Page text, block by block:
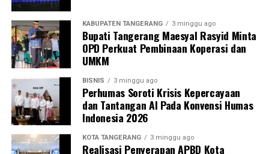
KABUPATEN TANGERANG 3 minggu ago
Bupati Tangerang Maesyal Rasyid Minta
OPD Perkuat Pembinaan Koperasi dan
UMKM
BISNIS 3 minggu ago
Perhumas Soroti Krisis Kepercayaan
dan Tantangan AI Pada Konvensi Humas
Indonesia 2026
KOTA TANGERANG 3 minggu ago
Realisasi Penyerapan APBD Kota